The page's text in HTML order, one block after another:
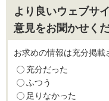
より良いウェブサ
意見をお聞かせく
お求めの情報は充分掲載
充分だった
ふつう
足りなかった